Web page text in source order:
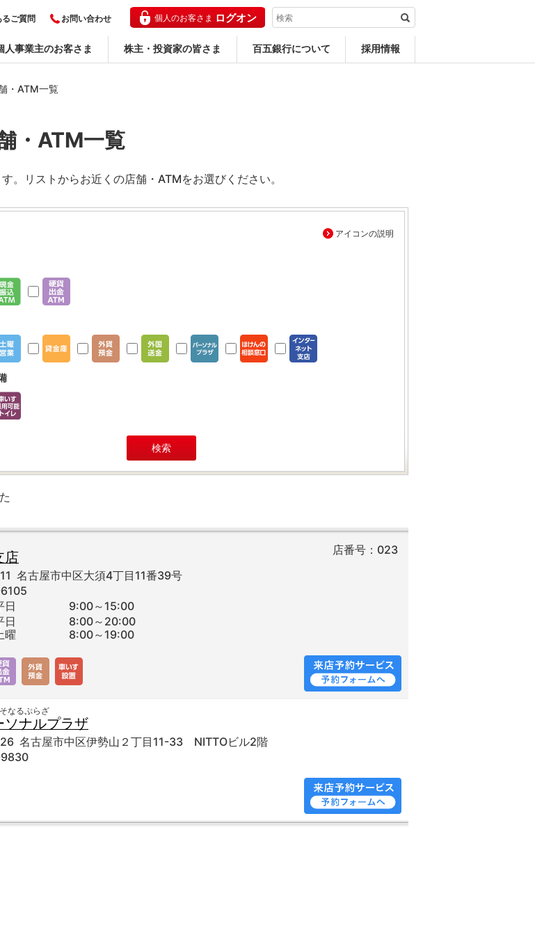
るご質問 お問い合わせ 個人のお客さま ログオン
人事業主のお客さま 株主・投資家の皆さま 百五銀行について 採用情報
・ATM一覧
・ATM一覧
。リストからお近くの店舗・ATMをお選びください。
アイコンの説明
店
店番号：023
名古屋市中区大須4丁目11番39号
日
9:00～15:00
日
8:00～20:00
曜
8:00～19:00
なるぷらざ
ソナルプラザ
名古屋市中区伊勢山２丁目11-33 NITTOビル2階